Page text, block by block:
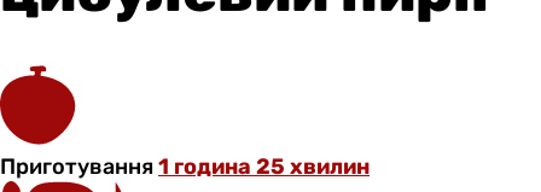
Приготування1 година 25 хвилин